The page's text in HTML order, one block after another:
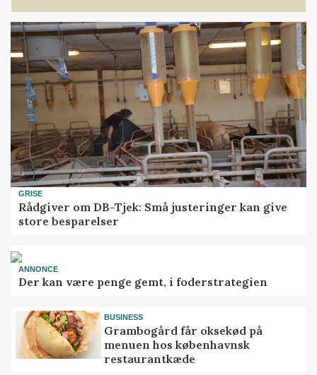
GRISE
Rådgiver om DB-Tjek: Små justeringer kan give
store besparelser
ANNONCE
Der kan være penge gemt, i foderstrategien
BUSINESS
Grambogård får oksekød på
menuen hos københavnsk
restaurantkæde